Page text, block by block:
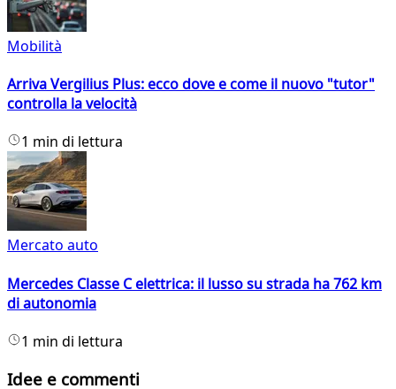
Mobilità
Arriva Vergilius Plus: ecco dove e come il nuovo "tutor"
controlla la velocità
1 min di lettura
Mercato auto
Mercedes Classe C elettrica: il lusso su strada ha 762 km
di autonomia
1 min di lettura
Idee e commenti